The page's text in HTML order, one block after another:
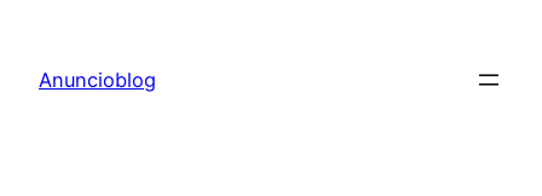
contenu
Anuncioblog